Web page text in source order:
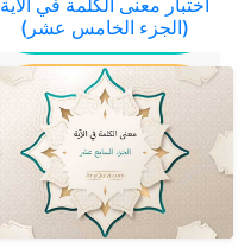
اختبار معنى الكلمة في الآية
(الجزء الخامس عشر)